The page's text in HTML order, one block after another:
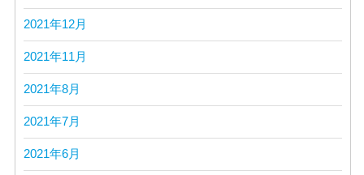
2021年12月
2021年11月
2021年8月
2021年7月
2021年6月